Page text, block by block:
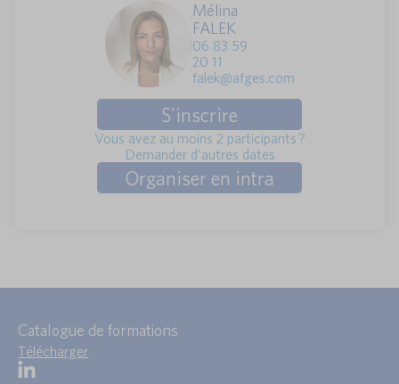
Mélina
FALEK
06 83 59
20 11
falek@afges.com
S'inscrire
Vous avez au moins 2 participants ?
Demander d'autres dates
Organiser en intra
Catalogue de formations
Télécharger